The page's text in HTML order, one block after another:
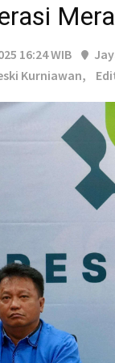
16:24 WIB
Kurniawan,